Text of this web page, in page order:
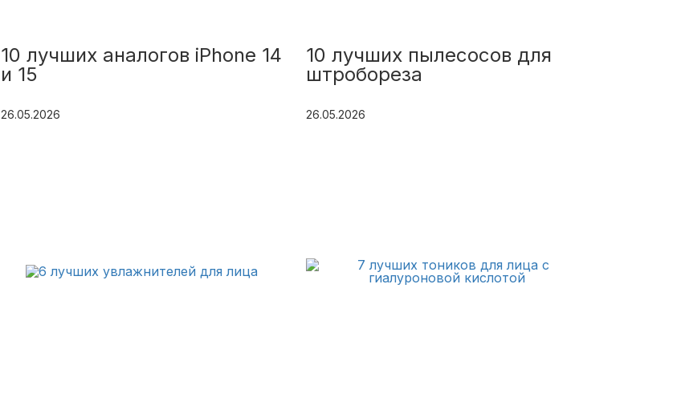
10 лучших аналогов iPhone 14
и 15
26.05.2026
10 лучших пылесосов для
штробореза
26.05.2026